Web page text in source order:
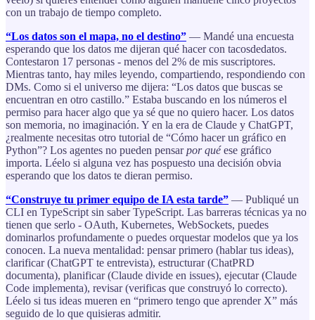
con un trabajo de tiempo completo.
“Los datos son el mapa, no el destino” — Mandé una encuesta
esperando que los datos me dijeran qué hacer con tacosdedatos.
Contestaron 17 personas - menos del 2% de mis suscriptores.
Mientras tanto, hay miles leyendo, compartiendo, respondiendo con
DMs. Como si el universo me dijera: “Los datos que buscas se
encuentran en otro castillo.” Estaba buscando en los números el
permiso para hacer algo que ya sé que no quiero hacer. Los datos
son memoria, no imaginación. Y en la era de Claude y ChatGPT,
¿realmente necesitas otro tutorial de “Cómo hacer un gráfico en
Python”? Los agentes no pueden pensarpor quéese gráfico
importa. Léelo si alguna vez has pospuesto una decisión obvia
esperando que los datos te dieran permiso.
“Construye tu primer equipo de IA esta tarde” — Publiqué un
CLI en TypeScript sin saber TypeScript. Las barreras técnicas ya no
tienen que serlo - OAuth, Kubernetes, WebSockets, puedes
dominarlos profundamente o puedes orquestar modelos que ya los
conocen. La nueva mentalidad: pensar primero (hablar tus ideas),
clarificar (ChatGPT te entrevista), estructurar (ChatPRD
documenta), planificar (Claude divide en issues), ejecutar (Claude
Code implementa), revisar (verificas que construyó lo correcto).
Léelo si tus ideas mueren en “primero tengo que aprender X” más
seguido de lo que quisieras admitir.